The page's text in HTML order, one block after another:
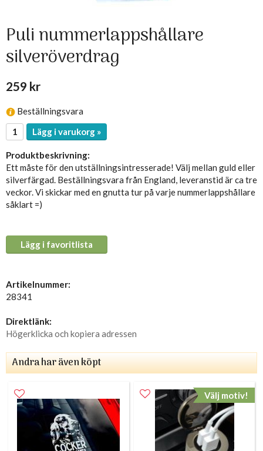
Puli nummerlappshållare
silveröverdrag
259 kr
Beställningsvara
Lägg i varukorg »
Produktbeskrivning:
Ett måste för den utställningsintresserade! Välj mellan guld eller
silverfärgad. Beställningsvara från England, leveranstid är ca tre
veckor. Vi skickar med en gnutta tur på varje nummerlappshållare
såklart =)
Lägg i favoritlista
Artikelnummer:
28341
Direktlänk:
Högerklicka och kopiera adressen
Andra har även köpt
Välj motiv!